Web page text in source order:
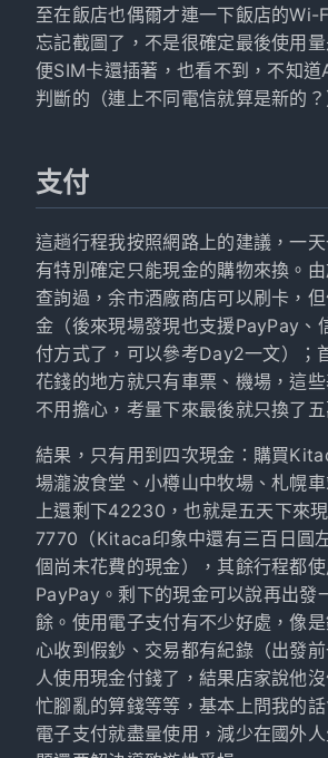
至在飯店也偶爾才連一下飯店的Wi-
忘記截圖了，不是很確定最後使用
便SIM卡還插著，也看不到，不知
判斷的（連上不同電信就算是新的？
支付
這趟行程我按照網路上的建議，一
有特別確定只能現金的購物來換。
查詢過，余市酒廠商店可以刷卡，
金（後來現場發現也支援PayPay、
付方式了，可以參考Day2一文）；
花錢的地方就只有車票、機場，這
不用擔心，考量下來最後就只換了五
結果，只有用到四次現金：購買
場瀧波食堂、小樽山中牧場、札幌
上還剩下42230，也就是五天下來
7770（Kitaca印象中還有三百日圓
個尚未花費的現金），其餘行程都
PayPay。剩下的現金可以說再出發
餘。使用電子支付有不少好處，像
心收到假鈔、交易都有紀錄（出發
人使用現金付錢了，結果店家說他
忙腳亂的算錢等等，基本上問我的
電子支付就盡量使用，減少在國外